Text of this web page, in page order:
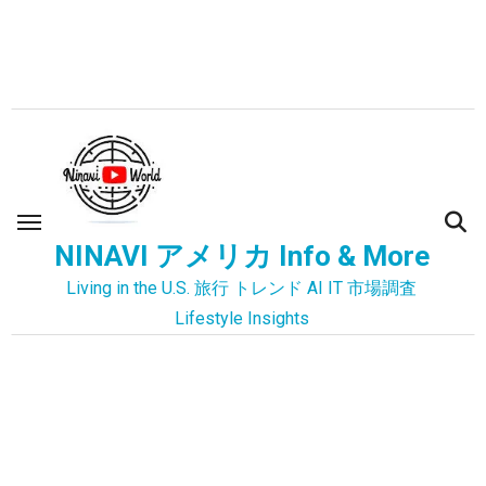
ス
NINAVI アメリカ Info & More
Living in the U.S. 旅行 トレンド AI IT 市場調査
Lifestyle Insights